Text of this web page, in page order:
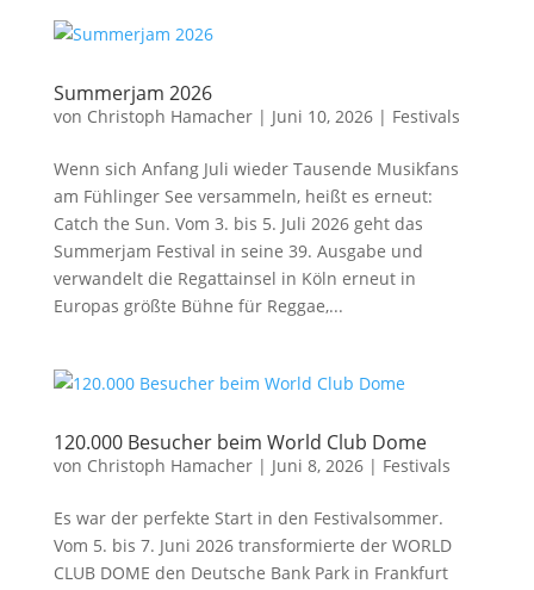
Summerjam 2026
von Christoph Hamacher| Juni 10, 2026| Festivals
Wenn sich Anfang Juli wieder Tausende Musikfans
am Fühlinger See versammeln, heißt es erneut:
Catch the Sun. Vom 3. bis 5. Juli 2026 geht das
Summerjam Festival in seine 39. Ausgabe und
verwandelt die Regattainsel in Köln erneut in
Europas größte Bühne für Reggae,...
120.000 Besucher beim World Club Dome
von Christoph Hamacher| Juni 8, 2026| Festivals
Es war der perfekte Start in den Festivalsommer.
Vom 5. bis 7. Juni 2026 transformierte der WORLD
CLUB DOME den Deutsche Bank Park in Frankfurt